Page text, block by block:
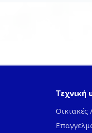
Τεχνική
Οικιακές